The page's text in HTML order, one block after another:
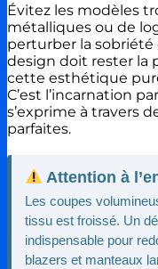
Évitez les modèles
métalliques ou de
perturber la sobriété
design doit rester la
cette esthétique
C’est l’incarnation
s’exprime à travers
parfaites.
Attention à
Les coupes
tissu est froissé. Un
indispensable pour
blazers et manteaux